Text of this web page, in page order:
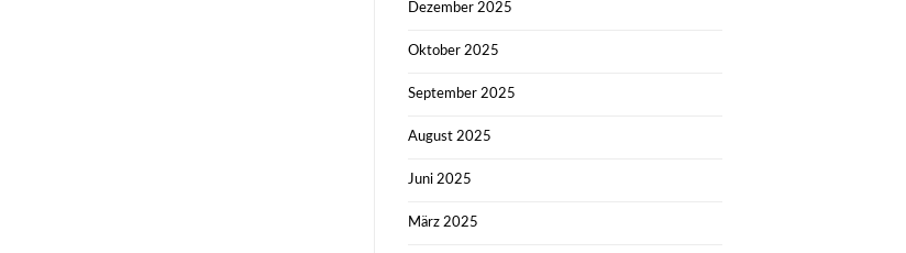
Dezember 2025
Oktober 2025
September 2025
August 2025
Juni 2025
März 2025